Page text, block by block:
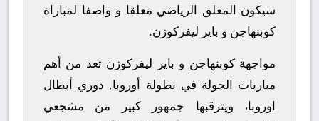
سيكون المعلق الرياضي معلقا و واصفا لمباراة
كوبنهاجن و باير ليفركوزن.
مواجهة كوبنهاجن و باير ليفركوزن تعد من أهم
مباريات الجولة في بطولة أوروبا, دوري أبطال
اوروبا، ويترقبها جمهور كبير من مشجعي